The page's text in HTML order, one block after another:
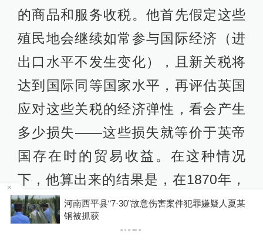
的商品和服务收税。他首先假定这些
殖民地会继续如常参与国际经济（进
出口水平不发生变化），且新关税将
达到国际同等国家水平，再评估英国
应对这些关税的经济弹性，看会产生
多少损失——这些损失就等价于英帝
国存在时的贸易收益。在这种情况
下，他算出来的结果是，在1870年，
帝国贸易收益相当于英国国民生产总
值的百分之一点六，到了1913年，则
人夏某
伊朗媒体发布伊朗最高领袖视频